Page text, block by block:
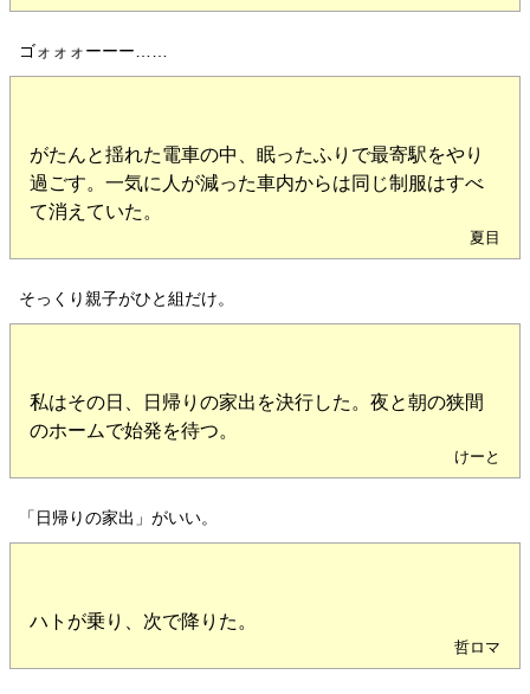
ゴォォォーーー……
がたんと揺れた電車の中、眠ったふりで最寄駅をやり
過ごす。一気に人が減った車内からは同じ制服はすべ
て消えていた。
夏目
そっくり親子がひと組だけ。
私はその日、日帰りの家出を決行した。夜と朝の狭間
のホームで始発を待つ。
けーと
「日帰りの家出」がいい。
ハトが乗り、次で降りた。
哲ロマ